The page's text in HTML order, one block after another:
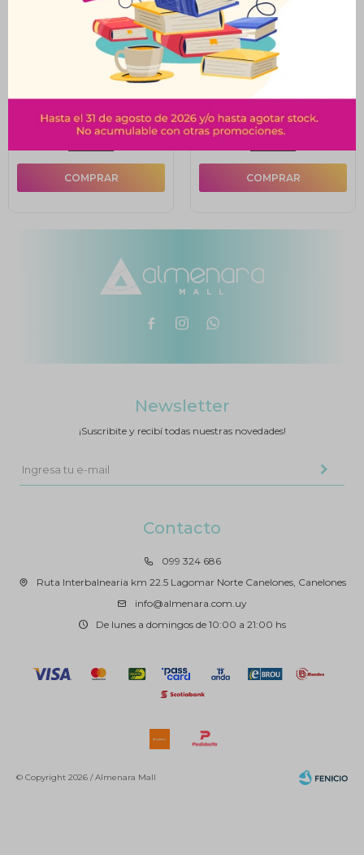
Acrílico Decorativo Ad
$ 173 $ 192
Acrílico Decorativo Ad
60 Ml Azul Ultramar
$ 173 $ 192
  
Contacto
099 324 686
Ruta Interbalnearia km 22.5 Lagomar Norte Canelones, Canelones
info@almenara.com.uy
De lunes a domingos de 10:00 a 21:00 hs
Newsletter
¡Suscribite y recibí todas nuestras novedades!
© Copyright 2026 / Almenara Mall